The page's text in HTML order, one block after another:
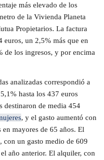
más elevado de los
de la Vivienda Planeta
Propietarios. La factura
euros, un 2,5% más que en
de los ingresos, y por encima
analizadas correspondió a
hasta los 437 euros
destinaron de media 454
, y el gasto aumentó con
mayores de 65 años. El
un gasto medio de 609
año anterior. El alquiler, con